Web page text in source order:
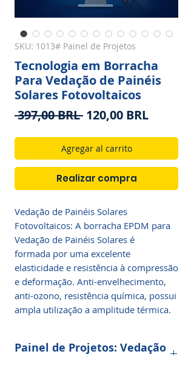
SKU: 1013# Painel de Projetos
Tecnologia em Borracha
Para Vedação de Painéis
Solares Fotovoltaicos
397,00 BRL Precio
120,00 BRLPrecio
oferta
Agregar al carrito
Realizar compra
Vedação de Painéis Solares
Fotovoltaicos: A borracha EPDM para
Vedação de Painéis Solares é
formada por uma excelente
elasticidade e resistência à compressão
e deformação. Anti-envelhecimento,
anti-ozono, resistência química, possui
ampla utilização a amplitude térmica.
Painel de Projetos: Vedação